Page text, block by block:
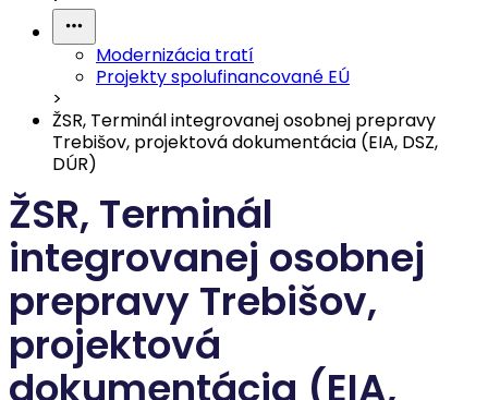
Modernizácia tratí
Projekty spolufinancované EÚ
>
ŽSR, Terminál integrovanej osobnej prepravy
Trebišov, projektová dokumentácia (EIA, DSZ,
DÚR)
ŽSR, Terminál
integrovanej osobnej
prepravy Trebišov,
projektová
dokumentácia (EIA,